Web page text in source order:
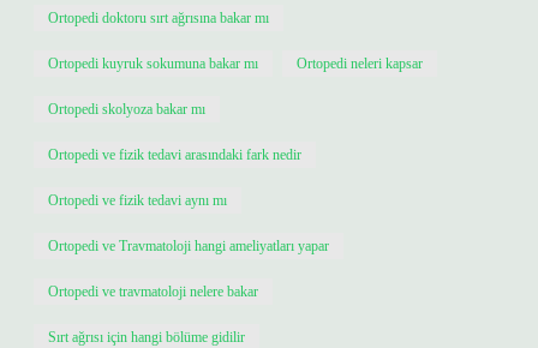
Ortopedi doktoru sırt ağrısına bakar mı
Ortopedi kuyruk sokumuna bakar mı Ortopedi neleri kapsar
Ortopedi skolyoza bakar mı
Ortopedi ve fizik tedavi arasındaki fark nedir
Ortopedi ve fizik tedavi aynı mı
Ortopedi ve Travmatoloji hangi ameliyatları yapar
Ortopedi ve travmatoloji nelere bakar
Sırt ağrısı için hangi bölüme gidilir